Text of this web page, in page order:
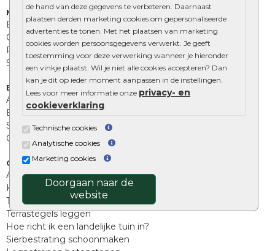
de hand van deze gegevens te verbeteren. Daarnaast
plaatsen derden marketing cookies om gepersonaliseerde
advertenties te tonen. Met het plaatsen van marketing
cookies worden persoonsgegevens verwerkt. Je geeft
toestemming voor deze verwerking wanneer je hieronder
een vinkje plaatst. Wil je niet alle cookies accepteren? Dan
kan je dit op ieder moment aanpassen in de instellingen.
Lees voor meer informatie onze privacy- en
cookieverklaring.
Technische cookies
Analytische cookies
Marketing cookies
Doorgaan naar de
website
Muurelementen
Betonbielzen
Opsluitbanden
Palissades
Stapelblokken
Extra benodigdheden
Afwatering en diversen
Beplantings en betonelementen
Split, grind en zand
Oprit tegels
Overig
Aanbiedingen
Kunstgras
Tuintegels outlet
Terrastegels leggen
Hoe richt ik een landelijke tuin in?
Sierbestrating schoonmaken